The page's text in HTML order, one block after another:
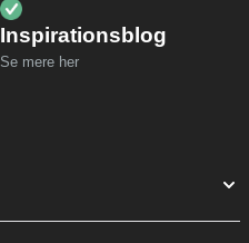
Inspirationsblog
Se mere her